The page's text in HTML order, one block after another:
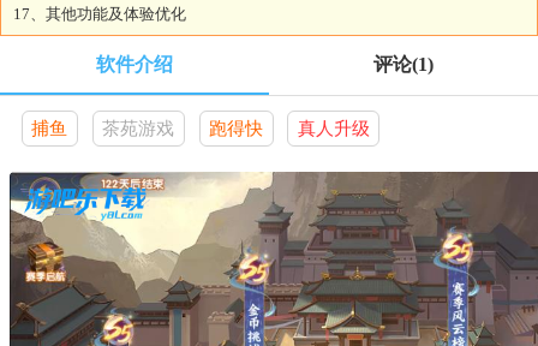
17、其他功能及体验优化
软件介绍 评论(1)
捕鱼 茶苑游戏 跑得快 真人升级